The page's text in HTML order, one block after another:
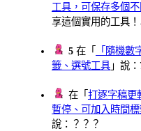
工具，可保存多個不
享這個實用的工具！
5 在「
「隨機
籤、選號工具 」說
在「打逐字稿更
暫停、可加入時間
說：？？？